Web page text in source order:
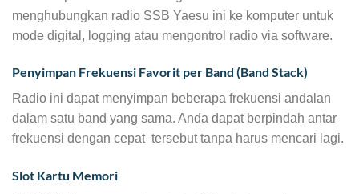
menghubungkan radio SSB Yaesu ini ke komputer untuk
mode digital, logging atau mengontrol radio via software.
Penyimpan Frekuensi Favorit per Band (Band Stack)
Radio ini dapat menyimpan beberapa frekuensi andalan
dalam satu band yang sama. Anda dapat berpindah antar
frekuensi dengan cepat tersebut tanpa harus mencari lagi.
Slot Kartu Memori